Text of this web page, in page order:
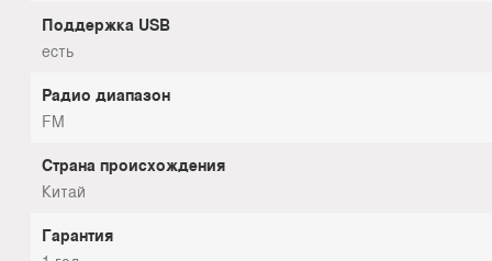
Поддержка USB
есть
Радио диапазон
FM
Страна происхождения
Китай
Гарантия